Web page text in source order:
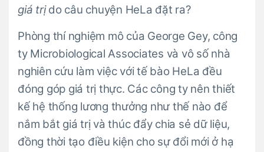
giá trịdo câu chuyện HeLa đặt ra?
Phòng thí nghiệm mô của George Gey, công
ty Microbiological Associates và vô số nhà
nghiên cứu làm việc với tế bào HeLa đều
đóng góp giá trị thực. Các công ty nên thiết
kế hệ thống lương thưởng như thế nào để
nắm bắt giá trị và thúc đẩy chia sẻ dữ liệu,
đồng thời tạo điều kiện cho sự đổi mới ở hạ